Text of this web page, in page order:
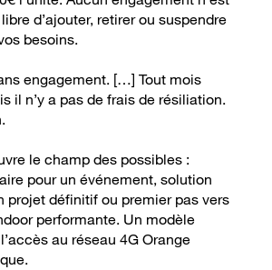
d’ajouter, retirer ou suspendre
besoins.
engagement. […] Tout mois
il n’y a pas de frais de résiliation.
le champ des possibles :
pour un événement, solution
projet définitif ou premier pas vers
performante. Un modèle
au réseau 4G Orange